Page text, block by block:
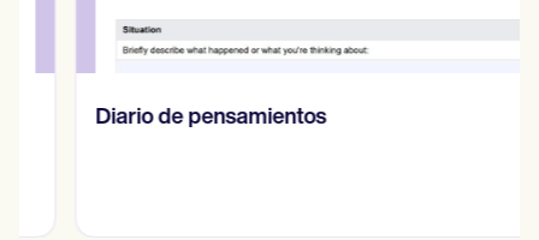
Diario de pensamientos